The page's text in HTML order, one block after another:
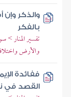
والذكر وإن
بالفكر
تفسير المنار >
والأرض
ففائدة
القصد في